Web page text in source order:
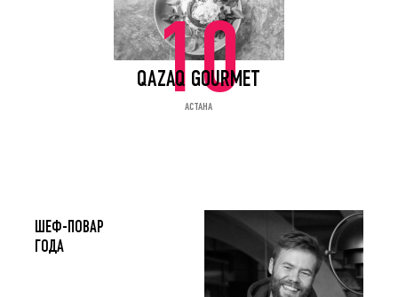
10
QAZAQ GOURMET
АСТАНА
ШЕФ-ПОВАР
ГОДА